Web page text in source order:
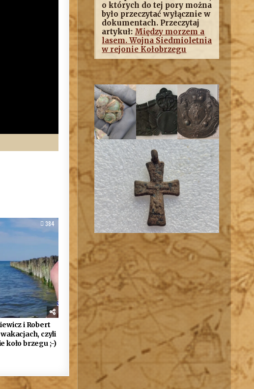
384
i Robert
czyli
koło brzegu ;-)
o których do tej pory można
było przeczytać wyłącznie w
dokumentach. Przeczytaj
artykuł: Między morzem a
lasem. Wojna Siedmioletnia
w rejonie Kołobrzegu